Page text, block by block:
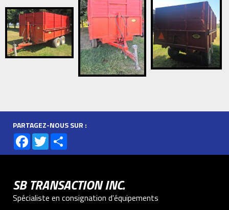
PARTAGEZ-NOUS SUR :
Facebook
Twitter
SB TRANSACTION INC.
Spécialiste en consignation d'équipements